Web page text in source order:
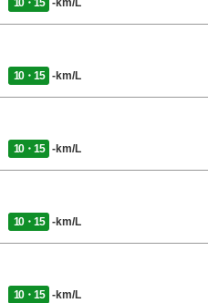
10・15 -km/L
10・15 -km/L
10・15 -km/L
10・15 -km/L
10・15 -km/L